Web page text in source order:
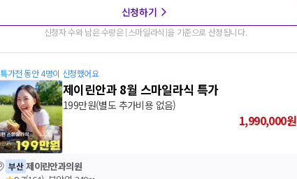
신청하기
신청자 수와 남은 수량은 [스마일라식]을 기준으로 산정됩니다.
특가전 동안 4명이 신청했어요
제이린안과 8월 스마일라식 특가
199만원(별도 추가비용 없음)
1,990,000원
부산 제이린안과의원